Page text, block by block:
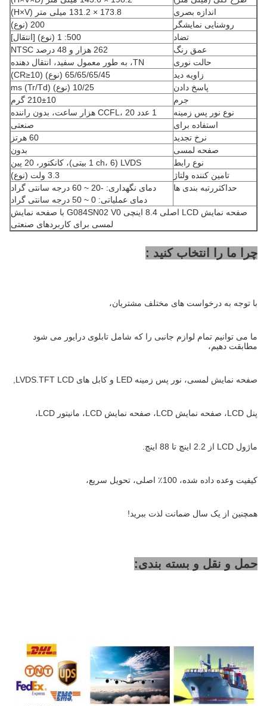
اندازه بصری
173.8 × 131.2 میلی متر (H×V)
روشنایی نمایشگر
200 (نوع)
تضاد
500: 1 (نوع) [انتقال]
عمق رنگ
262 هزار و 48 درصد NTSC
حالت نوری
TN، به طور معمول سفید، انتقال دهنده
زاویه دید
65/65/65/45 (نوع) (CR≥10)
پاسخ دادن
10/25 (نوع) (Tr/Td) ms
جرم
210±10 گرم
نوع نور پس زمینه
1 عدد CCFL، 20 هزار ساعت، بدون راننده
استفاده برای
صنعتی
نرخ تجدید
60 هرتز
صفحه لمسی
بدون
نوع رابط
LVDS (1 ch، 6 بیتی)، کانکتور، 20 پین
تامین کننده ولتاژ
3.3 ولت (نوع)
حداکثررتبه بندی ها
دمای نگهداری: -20 ~ 60 درجه سانتی گراد
دمای عملیاتی: 0 ~ 50 درجه سانتی گراد
صفحه نمایش LCD اصلی 8.4 اینچی G084SN02 V0 با صفحه نمایش
لمسی برای کاربردهای صنعتی
چرا ما را انتخاب کنید :
با توجه به درخواست های مختلف مشتریان،
ما می توانیم تمام لوازم جانبی را که شامل تابلوی درایور می شود
مطابقت دهیم،
صفحه نمایش لمسی، نور پس زمینه LED و کابل های LVDS.TFT LCD,
پنل LCD، صفحه نمایش LCD، صفحه نمایش LCD، مانیتور LCD،
ماژول LCD از 2.2 اینچ تا 88 اینچ.
کیفیت وعده داده شده، 100٪ اصلی، تحویل سریع،
همچنین از یک سال ضمانت لذت ببرید!
حمل و نقل و بسته بندی: